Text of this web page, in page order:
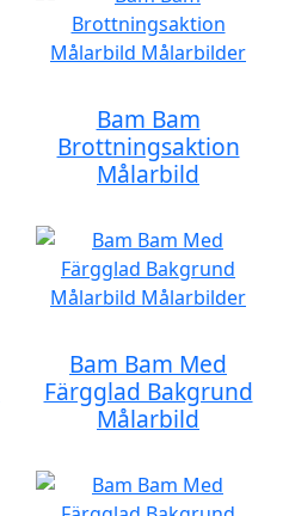
Bam Bam
Brottningsaktion
Målarbild
Bam Bam Med
Färgglad Bakgrund
Målarbild